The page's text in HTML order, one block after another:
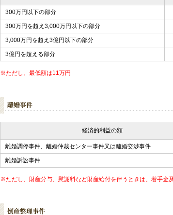
300万円以下の部分
300万円を超え3,000万円以下の部分
3,000万円を超え3億円以下の部分
3億円を超える部分
※ただし、最低額は11万円
経済的利益の額
離婚調停事件、離婚仲裁センター事件又は離婚交渉事件
離婚訴訟事件
※ただし、財産分与、慰謝料など財産給付を伴うときは、着手金